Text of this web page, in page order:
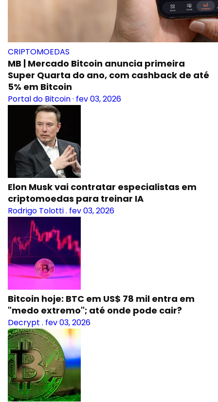
CRIPTOMOEDAS
MB | Mercado Bitcoin anuncia primeira
Super Quarta do ano, com cashback de até
5% em Bitcoin
Portal do Bitcoin· fev 03, 2026
Elon Musk vai contratar especialistas em
criptomoedas para treinar IA
Rodrigo Tolotti. fev 03, 2026
Bitcoin hoje: BTC em US$ 78 mil entra em
"medo extremo"; até onde pode cair?
Decrypt . fev 03, 2026